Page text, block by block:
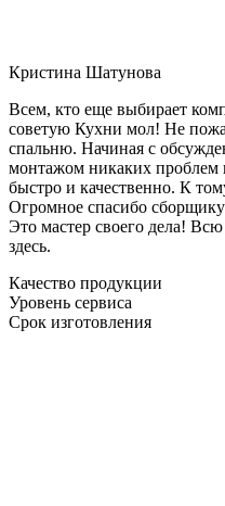
Кристина Шатунова
Всем, кто еще выбирает
советую Кухни мол! Не
спальню. Начиная с
монтажом никаких проблем
быстро и качественно. К
Огромное спасибо сборщику
Это мастер своего дела! Всю
здесь.
Качество продукции
Уровень сервиса
Срок изготовления